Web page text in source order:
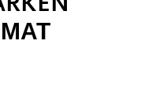
ΜΑΤ